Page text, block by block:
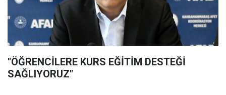
"ÖĞRENCİLERE KURS EĞİTİM DESTEĞİ
SAĞLIYORUZ"